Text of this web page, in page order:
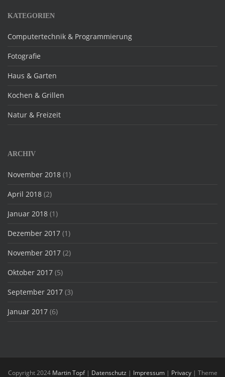
KATEGORIEN
Computertechnik & Programmierung
Fotografie
Haus & Garten
Kochen & Grillen
Natur & Freizeit
ARCHIV
November 2018 (1)
April 2018 (2)
Januar 2018 (1)
Dezember 2017 (1)
November 2017 (2)
Oktober 2017 (5)
September 2017 (3)
Januar 2017 (6)
Copyright 2024 Martin Topf| Datenschutz | Impressum| Privacy| Theme